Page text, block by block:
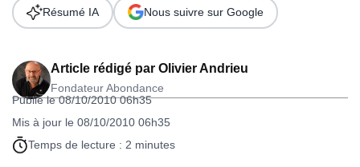
Article rédigé par Olivier Andrieu
Fondateur Abondance
Publié le 08/10/2010 06h35
Mis à jour le 08/10/2010 06h35
Temps de lecture : 2 minutes
Résumé IA Nous suivre sur Google